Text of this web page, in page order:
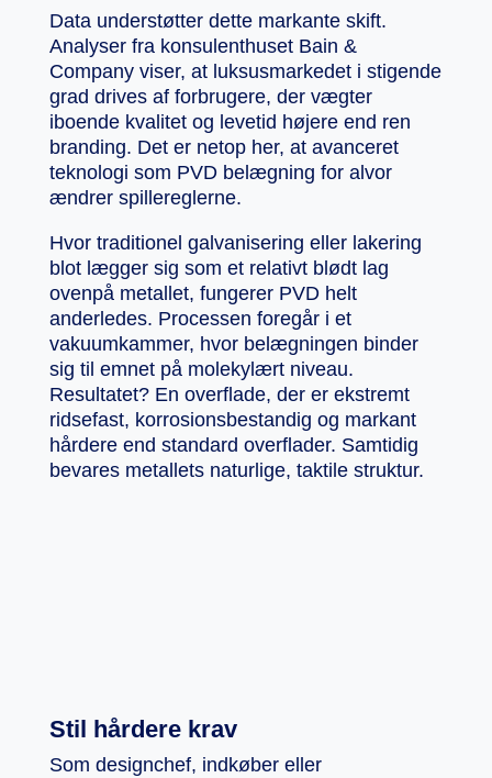
Data understøtter dette markante skift.
Analyser fra konsulenthuset Bain &
Company viser, at luksusmarkedet i stigende
grad drives af forbrugere, der vægter
iboende kvalitet og levetid højere end ren
branding. Det er netop her, at avanceret
teknologi som PVD belægning for alvor
ændrer spillereglerne.
Hvor traditionel galvanisering eller lakering
blot lægger sig som et relativt blødt lag
ovenpå metallet, fungerer PVD helt
anderledes. Processen foregår i et
vakuumkammer, hvor belægningen binder
sig til emnet på molekylært niveau.
Resultatet? En overflade, der er ekstremt
ridsefast, korrosionsbestandig og markant
hårdere end standard overflader. Samtidig
bevares metallets naturlige, taktile struktur.
Stil hårdere krav
Som designchef, indkøber eller